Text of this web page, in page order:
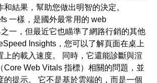
和結果，幫助您做出明智的決定。
一樣，是國外最常用的 web
一，但最近它也瞄準了網路行銷的其他
Insights，您可以了解頁面在桌上
上的載入速度。 同時，它還能診斷與渲
Core Web Vitals 指標）相關的問題，並
的提示。 它不是基於雲端的，而是一個